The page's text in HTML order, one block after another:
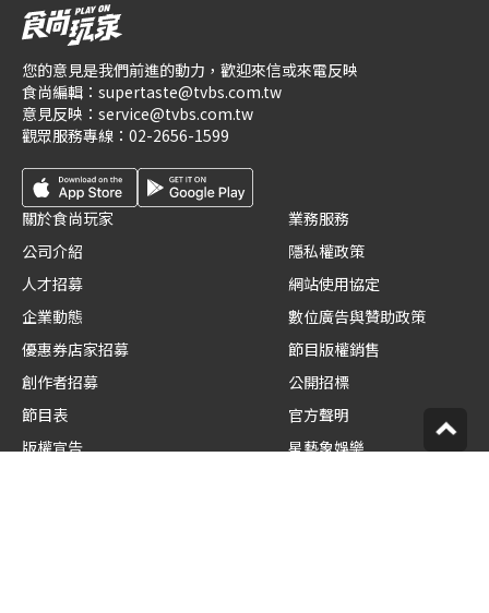
您的意見是我們前進的動力，歡迎來信或來電反映
食尚編輯： supertaste@tvbs.com.tw
意見反映： service@tvbs.com.tw
觀眾服務專線： 02-2656-1599
關於食尚玩家
公司介紹
人才招募
企業動態
優惠券店家招募
創作者招募
節目表
版權宣告
業務服務
隱私權政策
網站使用協定
數位廣告與贊助政策
節目版權銷售
公開招標
官方聲明
星藝象娛樂